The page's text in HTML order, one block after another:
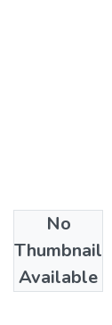
No
Thumbnail
Available